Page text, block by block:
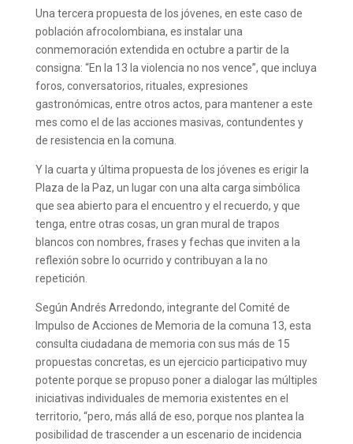
Una tercera propuesta de los jóvenes, en este caso de
población afrocolombiana, es instalar una
conmemoración extendida en octubre a partir de la
consigna: “En la 13 la violencia no nos vence”, que incluya
foros, conversatorios, rituales, expresiones
gastronómicas, entre otros actos, para mantener a este
mes como el de las acciones masivas, contundentes y
de resistencia en la comuna.
Y la cuarta y última propuesta de los jóvenes es erigir la
Plaza de la Paz, un lugar con una alta carga simbólica
que sea abierto para el encuentro y el recuerdo, y que
tenga, entre otras cosas, un gran mural de trapos
blancos con nombres, frases y fechas que inviten a la
reflexión sobre lo ocurrido y contribuyan a la no
repetición.
Según Andrés Arredondo, integrante del Comité de
Impulso de Acciones de Memoria de la comuna 13, esta
consulta ciudadana de memoria con sus más de 15
propuestas concretas, es un ejercicio participativo muy
potente porque se propuso poner a dialogar las múltiples
iniciativas individuales de memoria existentes en el
territorio, “pero, más allá de eso, porque nos plantea la
posibilidad de trascender a un escenario de incidencia